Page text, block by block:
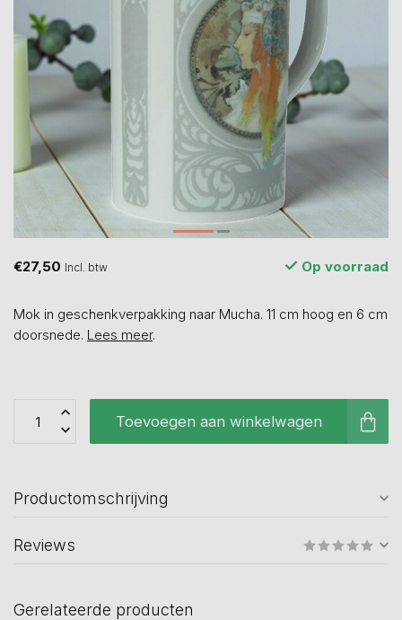
€27,50 Incl. btw Op voorraad
Mok in geschenkverpakking naar Mucha. 11 cm hoog en 6 cm
doorsnede. Lees meer.
Toevoegen aan winkelwagen
Productomschrijving
Reviews
Gerelateerde producten